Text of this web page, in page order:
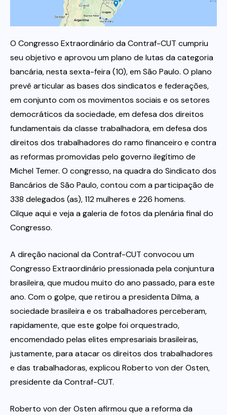
Itau
Financeiras e Cooperativas
O Congresso Extraordinário da Contraf-CUT cumpriu
seu objetivo e aprovou um plano de lutas da categoria
bancária, nesta sexta-feira (10), em São Paulo. O plano
prevê articular as bases dos sindicatos e federações,
em conjunto com os movimentos sociais e os setores
democráticos da sociedade, em defesa dos direitos
fundamentais da classe trabalhadora, em defesa dos
direitos dos trabalhadores do ramo financeiro e contra
as reformas promovidas pelo governo ilegítimo de
Michel Temer. O congresso, na quadra do Sindicato dos
Bancários de São Paulo, contou com a participação de
338 delegados (as), 112 mulheres e 226 homens.
Cilque aqui e veja a galeria de fotos da plenária final do
Congresso.
A direção nacional da Contraf-CUT convocou um
Congresso Extraordinário pressionada pela conjuntura
brasileira, que mudou muito do ano passado, para este
ano. Com o golpe, que retirou a presidenta Dilma, a
sociedade brasileira e os trabalhadores perceberam,
rapidamente, que este golpe foi orquestrado,
encomendado pelas elites empresariais brasileiras,
justamente, para atacar os direitos dos trabalhadores
e das trabalhadoras, explicou Roberto von der Osten,
presidente da Contraf-CUT.
Roberto von der Osten afirmou que a reforma da